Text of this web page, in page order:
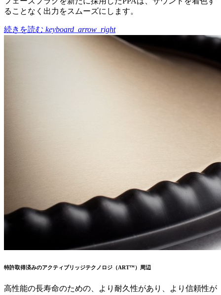
ることなく出力をスムーズにします。
続きを読む keyboard_arrow_right
特許取得済みのアクティブリッジテクノロジ（ART™）周辺
高性能の長寿命のための、より耐久性があり、より信頼性が